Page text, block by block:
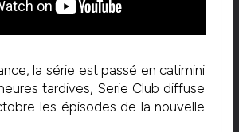
la série est passé en catimini
tardives, Serie Club diffuse
les épisodes de la nouvelle